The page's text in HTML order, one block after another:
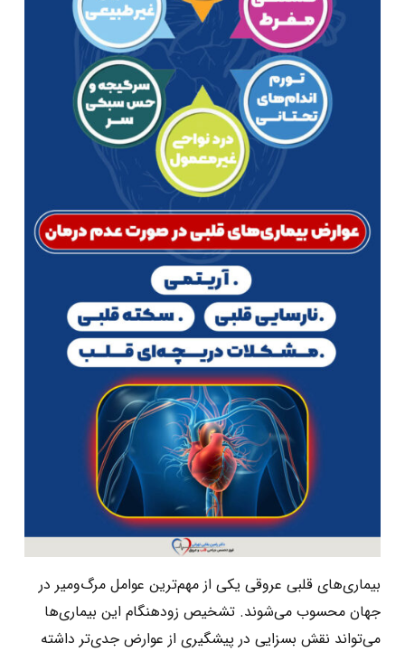
بیماری‌های قلبی عروقی یکی از مهم‌ترین عوامل مرگ‌ومیر در
جهان محسوب می‌شوند. تشخیص زودهنگام این بیماری‌ها
می‌تواند نقش بسزایی در پیشگیری از عوارض جدی‌تر داشته